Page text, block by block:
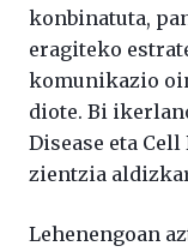
konbinatuta,
eragiteko
komunikazio
diote. Bi
Disease eta
zientzia
Lehenengoan